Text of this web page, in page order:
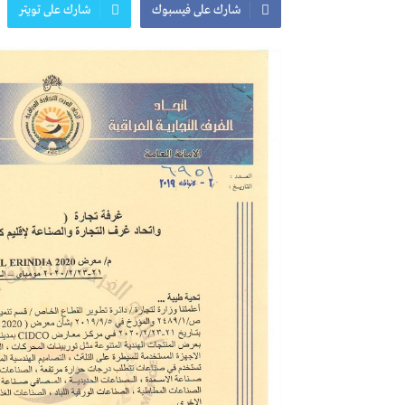
المعرض الدولي للاحذية
معرض
اعلان
النشرة الشهرية لاسعار المواد
شارك على فيسبوك شارك على تويتر